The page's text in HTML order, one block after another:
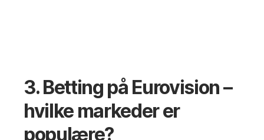
3. Betting på Eurovision –
hvilke markeder er
populære?